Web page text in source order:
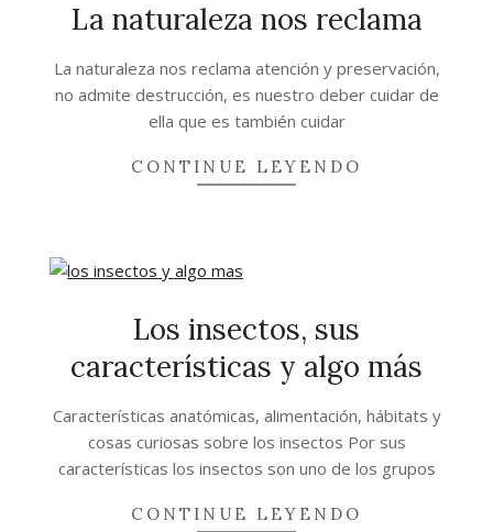
La naturaleza nos reclama
10-
08
La naturaleza nos reclama atención y preservación,
no admite destrucción, es nuestro deber cuidar de
ella que es también cuidar
CONTINUE LEYENDO
Los insectos, sus
características y algo más
06-
Características anatómicas, alimentación, hábitats y
cosas curiosas sobre los insectos Por sus
características los insectos son uno de los grupos
CONTINUE LEYENDO